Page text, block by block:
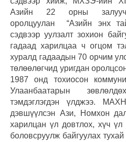
Азийн 22 орны
оролцуулан “Азийн энх
сэдвээр уулзалт зохион
гадаад харилцаа ч огцом
хуралд гадаадын 70 орчим
төлөөлөгчид уригдан
1987 онд тохиосон
Улаанбаатарын
тэмдэглэгдэн үлджээ.
дэвшүүлсэн Ази, Номхон
харилцан үл довтлох, хүч үл
боловсруулж байгуулах